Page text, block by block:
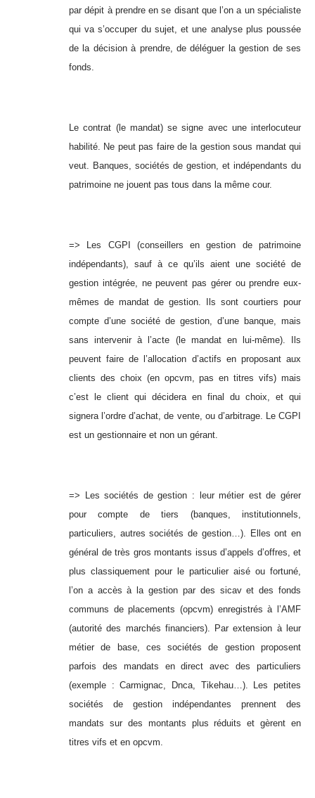
par dépit à prendre en se disant que l’on a un spécialiste
qui va s’occuper du sujet, et une analyse plus poussée
de la décision à prendre, de déléguer la gestion de ses
fonds.
Le contrat (le mandat) se signe avec une interlocuteur
habilité. Ne peut pas faire de la gestion sous mandat qui
veut. Banques, sociétés de gestion, et indépendants du
patrimoine ne jouent pas tous dans la même cour.
=> Les CGPI (conseillers en gestion de patrimoine
indépendants), sauf à ce qu’ils aient une société de
gestion intégrée, ne peuvent pas gérer ou prendre eux-
mêmes de mandat de gestion. Ils sont courtiers pour
compte d’une société de gestion, d’une banque, mais
sans intervenir à l’acte (le mandat en lui-même). Ils
peuvent faire de l’allocation d’actifs en proposant aux
clients des choix (en opcvm, pas en titres vifs) mais
c’est le client qui décidera en final du choix, et qui
signera l’ordre d’achat, de vente, ou d’arbitrage. Le CGPI
est un gestionnaire et non un gérant.
=> Les sociétés de gestion : leur métier est de gérer
pour compte de tiers (banques, institutionnels,
particuliers, autres sociétés de gestion…). Elles ont en
général de très gros montants issus d’appels d’offres, et
plus classiquement pour le particulier aisé ou fortuné,
l’on a accès à la gestion par des sicav et des fonds
communs de placements (opcvm) enregistrés à l’AMF
(autorité des marchés financiers). Par extension à leur
métier de base, ces sociétés de gestion proposent
parfois des mandats en direct avec des particuliers
(exemple : Carmignac, Dnca, Tikehau…). Les petites
sociétés de gestion indépendantes prennent des
mandats sur des montants plus réduits et gèrent en
titres vifs et en opcvm.